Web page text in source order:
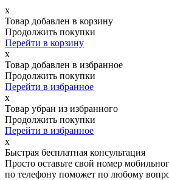
х
Товар добавлен в корзину
Продолжить покупки
Перейти в корзину
х
Товар добавлен в избранное
Продолжить покупки
Перейти в избранное
х
Товар убран из избранного
Продолжить покупки
Перейти в избранное
х
Быстрая бесплатная консультация
Просто оставьте свой номер
по телефону поможет по любому